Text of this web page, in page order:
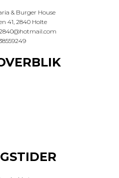
& Burger House
41, 2840 Holte